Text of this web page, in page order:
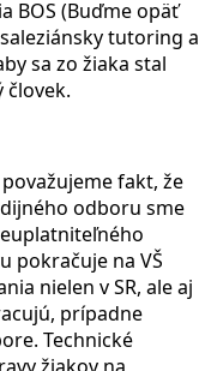
BOS (Buďme opäť
tutoring a
sa zo žiaka stal
človek.
fakt, že
odboru sme
pokračuje na VŠ
nielen v SR, ale aj
prípadne
Technické